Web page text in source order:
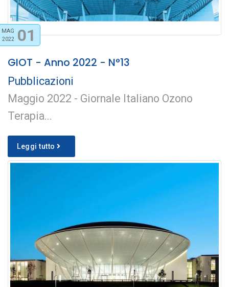
MAG
2022 01
GIOT - Anno 2022 - N°13
Pubblicazioni
Maggio 2022 - Giornale Italiano Ozono
Terapia...
Leggi tutto